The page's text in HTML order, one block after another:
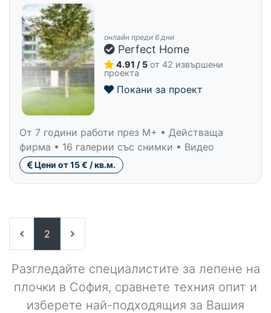
онлайн преди 6 дни
Perfect Home
4.91 / 5 от 42 извършени
проекта
Покани за проект
От 7 години работи през M+ • Действаща
фирма • 16 галерии със снимки • Видео
Цени от 15 € / кв.м.
2
Разгледайте специалистите за лепене на
плочки в София, сравнете техния опит и
изберете най-подходящия за Вашия